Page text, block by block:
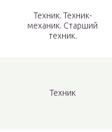
Техник. Техник-
механик. Старший
техник.
Техник